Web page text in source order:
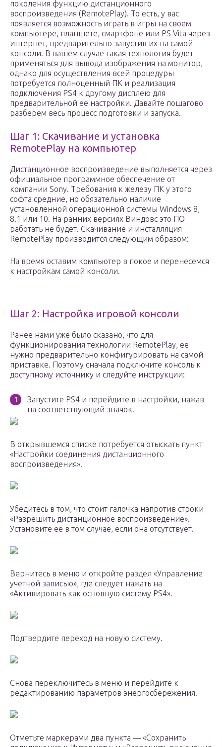
поколения функцию дистанционного
воспроизведения (RemotePlay). То есть, у вас
появляется возможность играть в игры на своем
компьютере, планшете, смартфоне или PS Vita через
интернет, предварительно запустив их на самой
консоли. В вашем случае такая технология будет
применяться для вывода изображения на монитор,
однако для осуществления всей процедуры
потребуется полноценный ПК и реализация
подключения PS4 к другому дисплею для
предварительной ее настройки. Давайте пошагово
разберем весь процесс подготовки и запуска.
Шаг 1: Скачивание и установка
RemotePlay на компьютер
Дистанционное воспроизведение выполняется через
официальное программное обеспечение от
компании Sony. Требования к железу ПК у этого
софта средние, но обязательно наличие
установленной операционной системы Windows 8,
8.1 или 10. На ранних версиях Виндовс это ПО
работать не будет. Скачивание и инсталляция
RemotePlay производится следующим образом:
На время оставим компьютер в покое и перенесемся
к настройкам самой консоли.
Шаг 2: Настройка игровой консоли
Ранее нами уже было сказано, что для
функционирования технологии RemotePlay, ее
нужно предварительно конфигурировать на самой
приставке. Поэтому сначала подключите консоль к
доступному источнику и следуйте инструкции:
Запустите PS4 и перейдите в настройки, нажав
на соответствующий значок.
В открывшемся списке потребуется отыскать пункт
«Настройки соединения дистанционного
воспроизведения».
Убедитесь в том, что стоит галочка напротив строки
«Разрешить дистанционное воспроизведение».
Установите ее в том случае, если она отсутствует.
Вернитесь в меню и откройте раздел «Управление
учетной записью», где следует нажать на
«Активировать как основную систему PS4».
Подтвердите переход на новую систему.
Снова переключитесь в меню и перейдите к
редактированию параметров энергосбережения.
Отметьте маркерами два пункта — «Сохранить